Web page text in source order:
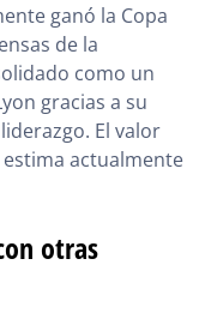
ganó la Copa
de la
como un
gracias a su
El valor
actualmente
otras